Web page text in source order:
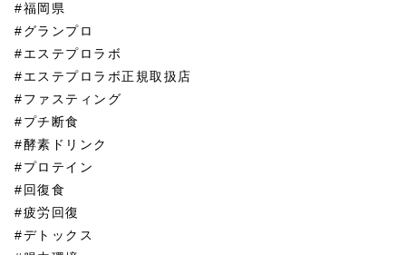
#福岡県
#グランプロ
#エステプロラボ
#エステプロラボ正規取扱店
#ファスティング
#プチ断食
#酵素ドリンク
#プロテイン
#回復食
#疲労回復
#デトックス